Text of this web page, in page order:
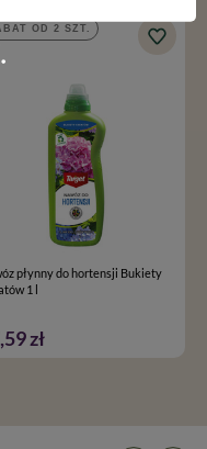
OD 2 SZT.
płynny do hortensji Bukiety
1 l
zł